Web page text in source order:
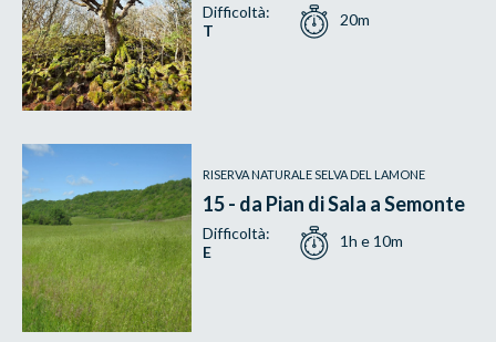
Difficoltà:
T
20m
RISERVA NATURALE SELVA DEL LAMONE
15 - da Pian di Sala a Semonte
Difficoltà:
E
1h e 10m